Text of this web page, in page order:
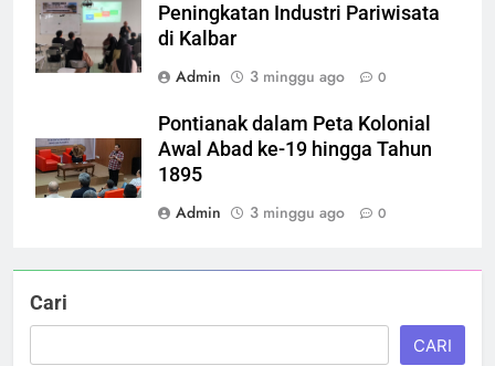
Peningkatan Industri Pariwisata
di Kalbar
Admin
3 minggu ago 0
Pontianak dalam Peta Kolonial
Awal Abad ke-19 hingga Tahun
1895
Admin
3 minggu ago 0
Cari
CARI